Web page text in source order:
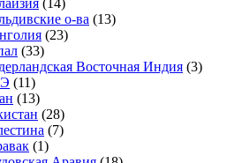
о-ва (13)
(23)
(33)
Восточная Индия (3)
(11)
(13)
(28)
(7)
(1)